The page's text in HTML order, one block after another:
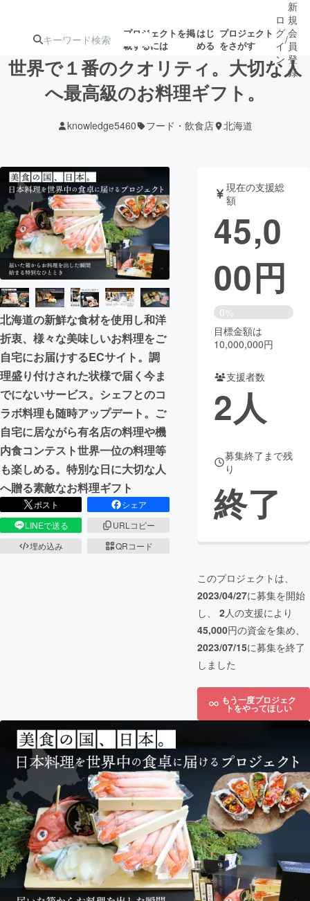
プロジェクトを掲
載するには
はじ
める
プロジェクト
をさがす
ターン
ジェクト
募集終了が近いプ
ロジェクト
されます
アート・写真 音楽
テクノロジー・ガジェット ゲーム・
映像・映画 書籍・雑誌
ビジネス・起業 チャレンジ
まちづくり・地域活性化
CAMPFIRE for Social Good
CAMPFIRE Creation
CAMPFIREふるさと納税machi-ya コミュニティ
ロ
グ
イ
ン
/
新
規
会
員
登
録
世界で１番のクオリティ。大切な人
へ最高級のお料理ギフト。
knowledge5460 フード・飲食店 北海道
北海道の新鮮な食材を使用し和洋
折衷、様々な美味しいお料理をご
自宅にお届けするECサイト。調
理盛り付けされた状様で届く今ま
でにないサービス。シェフとのコ
ラボ料理も随時アップデート。ご
自宅に居ながら有名店の料理や機
内食コンテスト世界一位の料理等
も楽しめる。特別な日に大切な人
へ贈る素敵なお料理ギフト
ポスト
シェア
LINEで送る
URLコピー
埋め込み
QRコード
現在の支援総
額
45,0
00円
0%
目標金額は
10,000,000円
支援者数
2人
募集終了まで残
り
終了
このプロジェクトは、
2023/04/27に募集を開始
し、 2人の支援により
45,000円の資金を集め、
2023/07/15に募集を終了
しました
もう一度プロジェク
トをやってほしい